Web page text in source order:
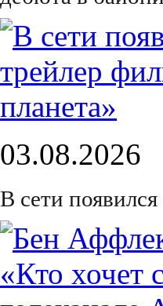
03.08.2026
В сети